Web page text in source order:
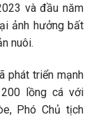
và đầu năm
ảnh hưởng bất
nuôi.
phát triển mạnh
lồng cá với
Phó Chủ tịch